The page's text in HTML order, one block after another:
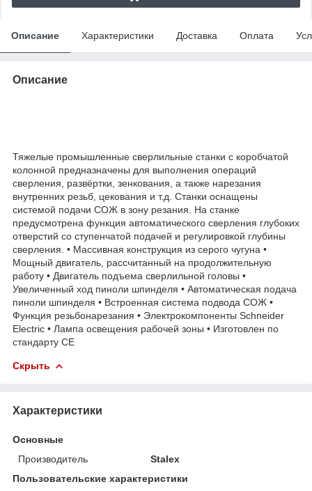
Описание Характеристики Доставка Оплата
Описание
Тяжелые промышленные сверлильные станки с коробчатой
колонной предназначены для выполнения операций
сверления, развёртки, зенкования, а также нарезания
внутренних резьб, цекования и т.д. Станки оснащены
системой подачи СОЖ в зону резания. На станке
предусмотрена функция автоматического сверления глубоких
отверстий со ступенчатой подачей и регулировкой глубины
сверления. • Массивная конструкция из серого чугуна •
Мощный двигатель, рассчитанный на продолжительную
работу • Двигатель подъема сверлильной головы •
Увеличенный ход пиноли шпинделя • Автоматическая подача
пиноли шпинделя • Встроенная система подвода СОЖ •
Функция резьбонарезания • Электрокомпоненты Schneider
Electric • Лампа освещения рабочей зоны • Изготовлен по
стандарту CE
Скрыть
Характеристики
Основные
Производитель
Stalex
Пользовательские характеристики